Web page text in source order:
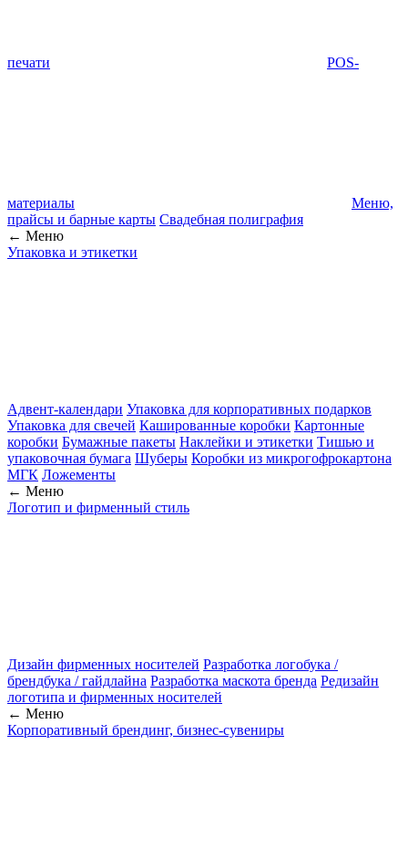
печати POS-
материалы
Меню,
прайсы и барные карты Свадебная полиграфия
← Меню
Упаковка и этикетки
Адвент-календари Упаковка для корпоративных подарков
Упаковка для свечей Кашированные коробки Картонные
коробки Бумажные пакеты Наклейки и этикетки Тишью и
упаковочная бумага Шуберы Коробки из микрогофрокартона
МГК Ложементы
← Меню
Логотип и фирменный стиль
Дизайн фирменных носителей Разработка логобука /
брендбука / гайдлайна Разработка маскота бренда Редизайн
логотипа и фирменных носителей
← Меню
Корпоративный брендинг, бизнес-сувениры